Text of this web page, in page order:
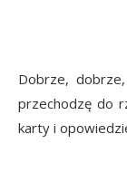
Dobrze,
przechodzę do
karty i